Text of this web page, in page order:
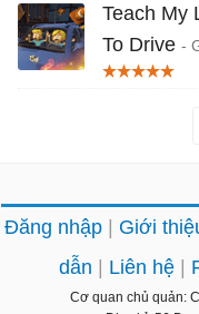
Teach My
To Drive -
xe hỗn loạn,
Đăng nhập Giới
dẫn
Liên hệ
Cơ quan chủ quản: